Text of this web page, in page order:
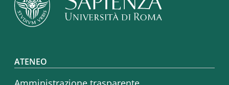
Footer menu
ATENEO